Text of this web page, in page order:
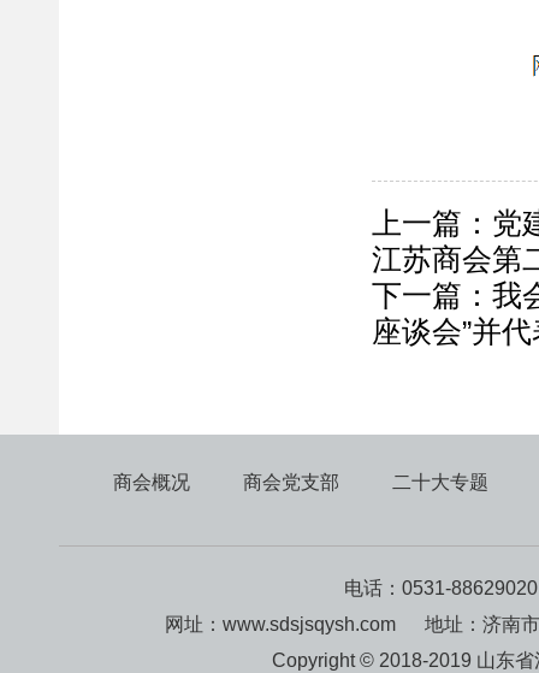
上一篇： 党
江苏商会第
下一篇：我
座谈会”并
商会概况 商会党支部 二十大专题
电话：0531-
网址：www.sdsjsqysh.com 地址：济南
Copyright © 2018-2019 山东